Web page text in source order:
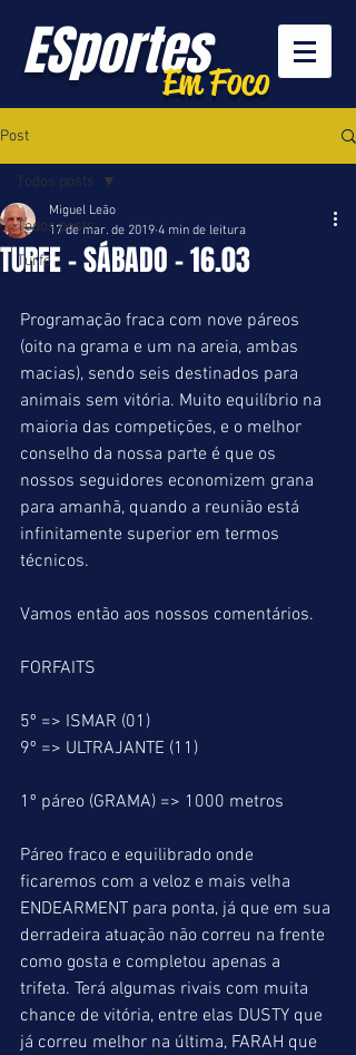
ESportesEm Foco
Post
Todos posts
Turfe
Todos posts
TURFE - SÁBADO - 16.03
Miguel Leão
17 de mar. de 2019 4 min de leitura
Programação fraca com nove páreos
(oito na grama e um na areia, ambas
macias), sendo seis destinados para
animais sem vitória. Muito equilíbrio na
maioria das competições, e o melhor
conselho da nossa parte é que os
nossos seguidores economizem grana
para amanhã, quando a reunião está
infinitamente superior em termos
técnicos.
Vamos então aos nossos comentários.
FORFAITS
5º => ISMAR (01)
9º => ULTRAJANTE (11)
1º páreo (GRAMA) => 1000 metros
Páreo fraco e equilibrado onde
ficaremos com a veloz e mais velha
ENDEARMENT para ponta, já que em sua
derradeira atuação não correu na frente
como gosta e completou apenas a
trifeta. Terá algumas rivais com muita
chance de vitória, entre elas DUSTY que
já correu melhor na última, FARAH que